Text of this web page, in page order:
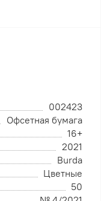
002423
Офсетная бумага
16+
2021
Burda
Цветные
50